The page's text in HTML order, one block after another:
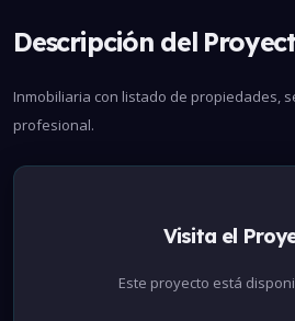
Descripción del
Inmobiliaria con listado de propiedades,
profesional.
Visita el
Este proyecto está